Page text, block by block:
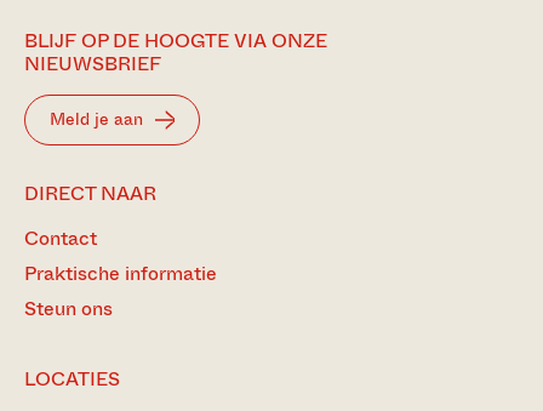
BLIJF OP DE HOOGTE VIA ONZE
NIEUWSBRIEF
Meld je aan
DIRECT NAAR
Contact
Praktische informatie
Steun ons
LOCATIES